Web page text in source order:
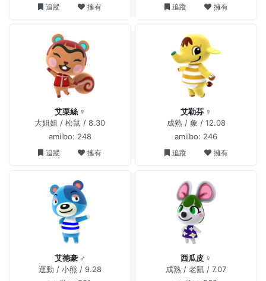
追蹤 擁有 追蹤 擁有
艾栗絲 ♀
大姐姐 / 松鼠 / 8.30
amiibo: 248
追蹤 擁有
艾勒芬 ♀
成熟 / 象 / 12.08
amiibo: 246
追蹤 擁有
艾德豪 ♂
運動 / 小熊 / 9.28
西瓜皮 ♀
成熟 / 老鼠 / 7.07